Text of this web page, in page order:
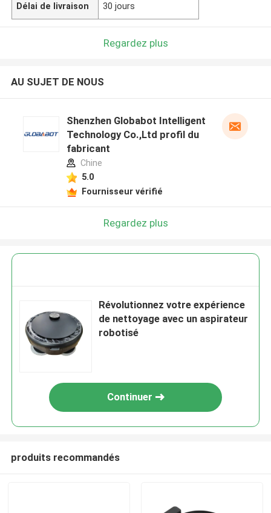
Délai de livraison 30 jours
Regardez plus
AU SUJET DE NOUS
Shenzhen Globabot Intelligent
Technology Co.,Ltd profil du
fabricant
Chine
5.0
Fournisseur vérifié
Regardez plus
Révolutionnez votre expérience
de nettoyage avec un aspirateur
robotisé
Continuer
produits recommandés